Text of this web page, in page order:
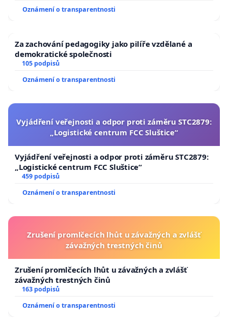
Oznámení o transparentnosti
Za zachování pedagogiky jako pilíře vzdělané a
demokratické společnosti
105 podpisů
Oznámení o transparentnosti
Vyjádření veřejnosti a odpor proti záměru STC2879:
„Logistické centrum FCC Sluštice“
Vyjádření veřejnosti a odpor proti záměru STC2879:
„Logistické centrum FCC Sluštice“
459 podpisů
Oznámení o transparentnosti
Zrušení promlčecích lhůt u závažných a zvlášť
závažných trestných činů
Zrušení promlčecích lhůt u závažných a zvlášť
závažných trestných činů
163 podpisů
Oznámení o transparentnosti